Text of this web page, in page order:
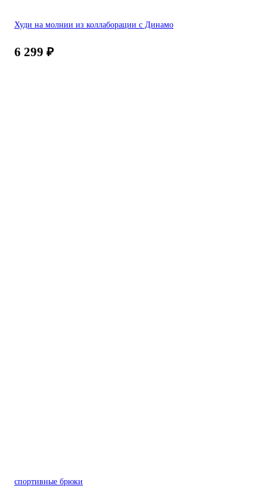
Худи на молнии из коллаборации с Динамо
6 299 ₽
спортивные брюки